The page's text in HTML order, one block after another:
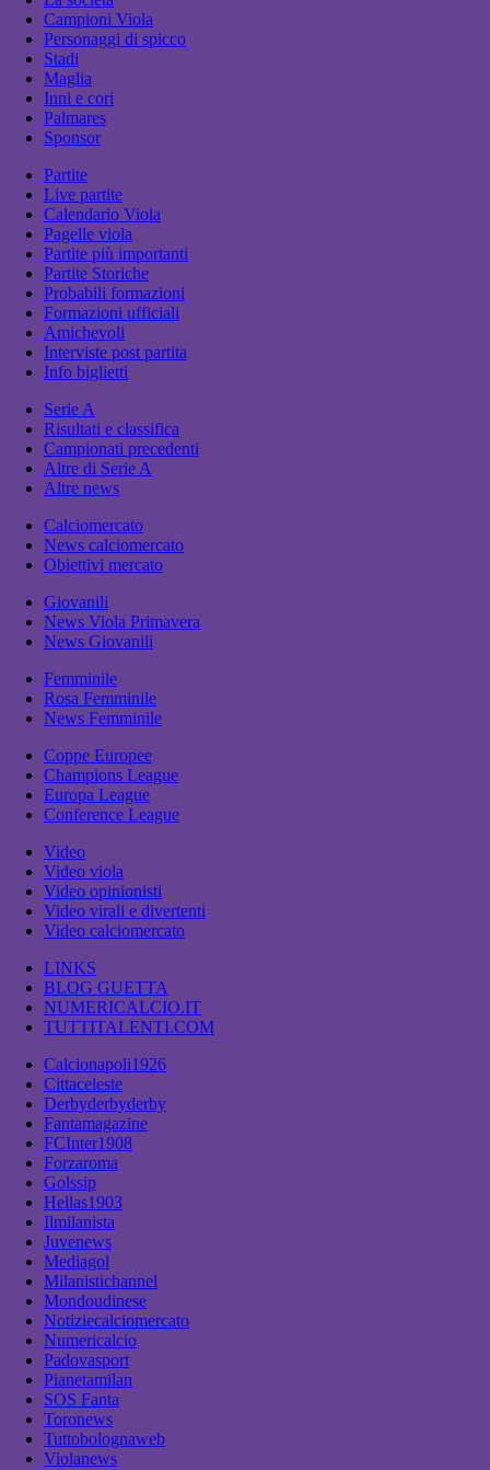
Campioni Viola
Personaggi di spicco
Stadi
Maglia
Inni e cori
Palmares
Sponsor
Partite
Live partite
Calendario Viola
Pagelle viola
Partite più importanti
Partite Storiche
Probabili formazioni
Formazioni ufficiali
Amichevoli
Interviste post partita
Info biglietti
Serie A
Risultati e classifica
Campionati precedenti
Altre di Serie A
Altre news
Calciomercato
News calciomercato
Obiettivi mercato
Giovanili
News Viola Primavera
News Giovanili
Femminile
Rosa Femminile
News Femminile
Coppe Europee
Champions League
Europa League
Conference League
Video
Video viola
Video opinionisti
Video virali e divertenti
Video calciomercato
LINKS
BLOG GUETTA
NUMERICALCIO.IT
TUTTITALENTI.COM
Calcionapoli1926
Cittaceleste
Derbyderbyderby
Fantamagazine
FCInter1908
Forzaroma
Golssip
Hellas1903
Ilmilanista
Juvenews
Mediagol
Milanistichannel
Mondoudinese
Notiziecalciomercato
Numericalcio
Padovasport
Pianetamilan
SOS Fanta
Toronews
Tuttobolognaweb
Violanews